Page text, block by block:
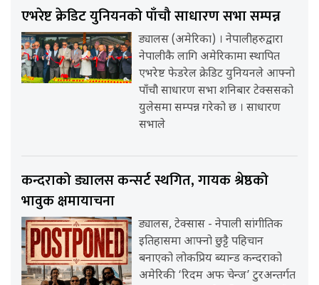
एभरेष्ट क्रेडिट युनियनको पाँचौ साधारण सभा सम्पन्न
ड्यालस (अमेरिका) । नेपालीहरुद्वारा
नेपालीकै लागि अमेरिकामा स्थापित
एभरेष्ट फेडरेल क्रेडिट युनियनले आफ्नो
पाँचौ साधारण सभा शनिबार टेक्ससको
युलेसमा सम्पन्न गरेको छ । साधारण
सभाले
कन्दराको ड्यालस कन्सर्ट स्थगित, गायक श्रेष्ठको
भावुक क्षमायाचना
ड्यालस, टेक्सास - नेपाली सांगीतिक
इतिहासमा आफ्नो छुट्टै पहिचान
बनाएको लोकप्रिय ब्यान्ड कन्दराको
अमेरिकी ‘रिदम अफ चेन्ज’ टुरअन्तर्गत